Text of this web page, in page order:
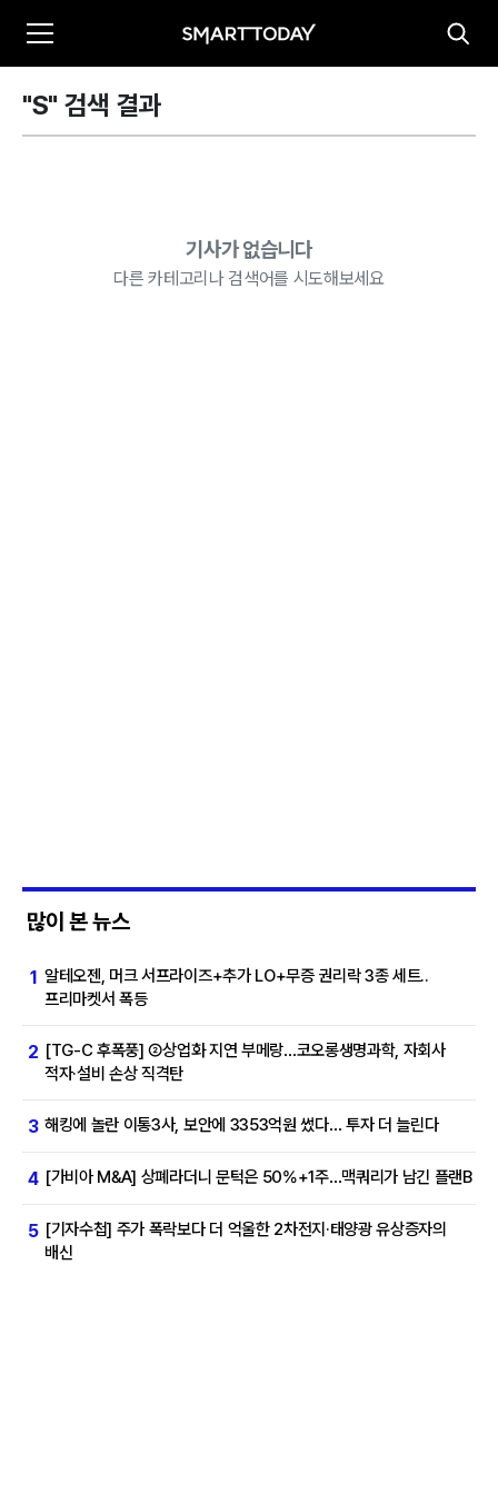
"S" 검색 결과
기사가 없습니다
다른 카테고리나 검색어를 시도해보세요
많이 본 뉴스
1 알테오젠, 머크 서프라이즈+추가 LO+무증 권리락 3종 세트..
프리마켓서 폭등
2 [TG-C 후폭풍] ②상업화 지연 부메랑…코오롱생명과학, 자회사
적자·설비 손상 직격탄
3 해킹에 놀란 이통3사, 보안에 3353억원 썼다… 투자 더 늘린다
4 [가비아 M&A] 상폐라더니 문턱은 50%+1주…맥쿼리가 남긴 플랜B
5 [기자수첩] 주가 폭락보다 더 억울한 2차전지·태양광 유상증자의
배신